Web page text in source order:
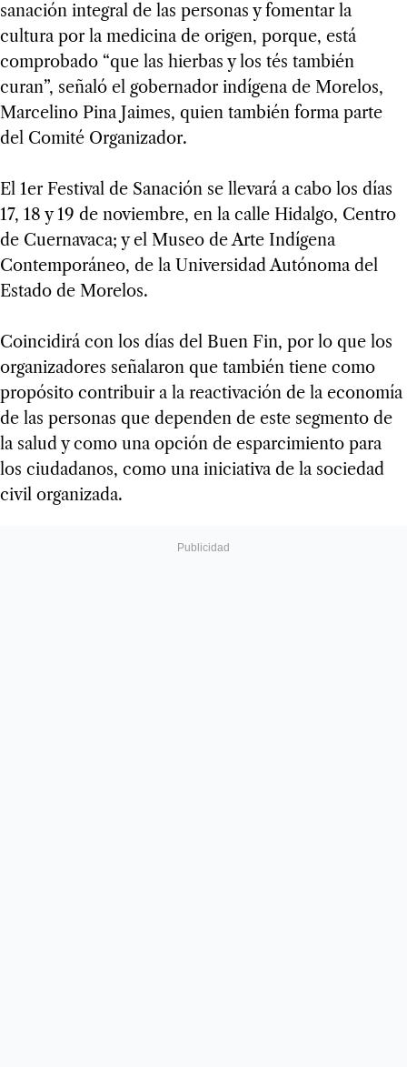
sanación integral de las personas y fomentar la
cultura por la medicina de origen, porque, está
comprobado “que las hierbas y los tés también
curan”, señaló el gobernador indígena de Morelos,
Marcelino Pina Jaimes, quien también forma parte
del Comité Organizador.
El 1er Festival de Sanación se llevará a cabo los días
17, 18 y 19 de noviembre, en la calle Hidalgo, Centro
de Cuernavaca; y el Museo de Arte Indígena
Contemporáneo, de la Universidad Autónoma del
Estado de Morelos.
Coincidirá con los días del Buen Fin, por lo que los
organizadores señalaron que también tiene como
propósito contribuir a la reactivación de la economía
de las personas que dependen de este segmento de
la salud y como una opción de esparcimiento para
los ciudadanos, como una iniciativa de la sociedad
civil organizada.